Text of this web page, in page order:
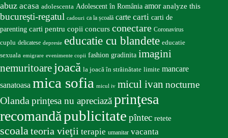
abuz acasa adolescenta Adolescent în România amor analyze this
bucureşti-regatul cadouri ca la școală carte carti carti de
parenting carti pentru copii concurs conectare Coronavirus
cuplu delicatese depresie educatie cu blandete educatie
sexuala emigrare evenimente copii fashion gradinita imagini
nemuritoare joacă la joacă în străinătate limite mancare
sanatoasa mica sofia micul iv micul ivan nocturne
Olandaprinţesa nu apreciazăprinţesa
recomandăpublicitate pîntec retete
scoalateoria vieţii terapie umanitar vacanta